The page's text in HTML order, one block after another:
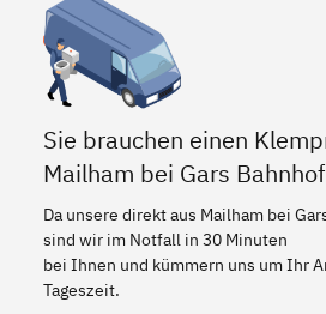
Sie brauchen einen
Mailham bei Gars
Da unsere direkt aus Mailham bei
sind wir im Notfall in 30 Minuten
bei Ihnen und kümmern uns um Ihr
Tageszeit.